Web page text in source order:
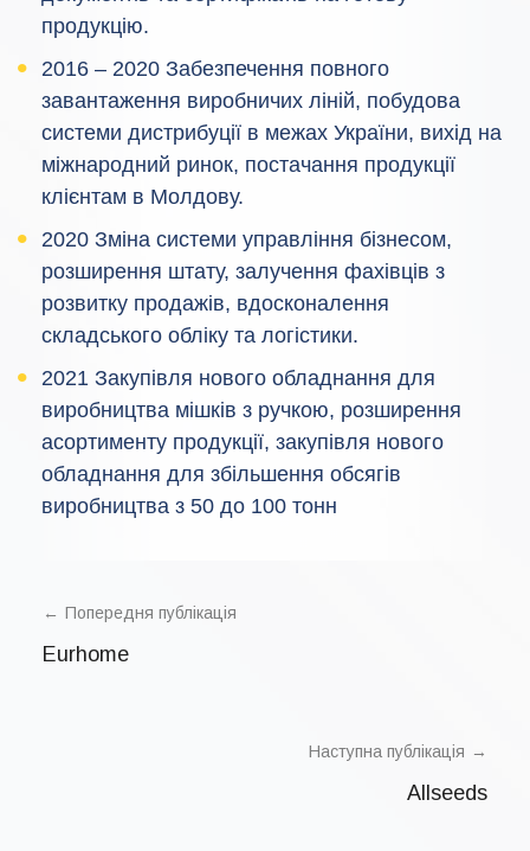
продукцію.
2016 – 2020 Забезпечення повного
завантаження виробничих ліній, побудова
системи дистрибуції в межах України, вихід на
міжнародний ринок, постачання продукції
клієнтам в Молдову.
2020 Зміна системи управління бізнесом,
розширення штату, залучення фахівців з
розвитку продажів, вдосконалення
складського обліку та логістики.
2021 Закупівля нового обладнання для
виробництва мішків з ручкою, розширення
асортименту продукції, закупівля нового
обладнання для збільшення обсягів
виробництва з 50 до 100 тонн
POST
NAVIGATION
Попередня публікація
Eurhome
Наступна публікація
Allseeds